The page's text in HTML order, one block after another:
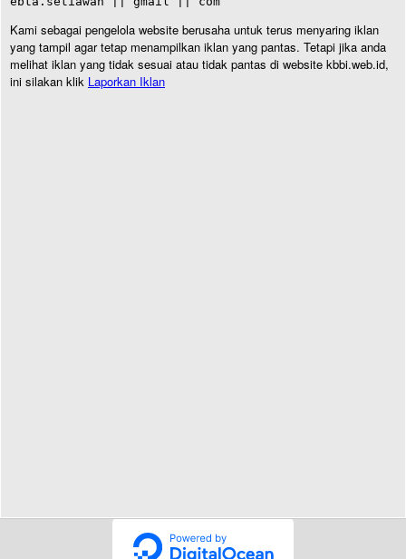
Kami sebagai pengelola website berusaha untuk terus menyaring iklan
yang tampil agar tetap menampilkan iklan yang pantas. Tetapi jika anda
melihat iklan yang tidak sesuai atau tidak pantas di website kbbi.web.id,
ini silakan klik Laporkan Iklan